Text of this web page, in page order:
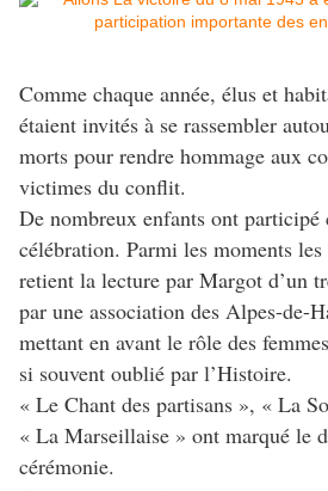
Comme chaque année, élus et
étaient invités à se rassembler
morts pour rendre hommage aux
victimes du conflit.
De nombreux enfants ont participé
célébration. Parmi les moments
retient la lecture par Margot d’un
par une association des Alpes-de-
mettant en avant le rôle des
si souvent oublié par l’Histoire.
« Le Chant des partisans », « La
« La Marseillaise » ont marqué le
cérémonie.